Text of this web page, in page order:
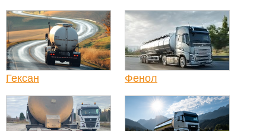
Гексан Фенол